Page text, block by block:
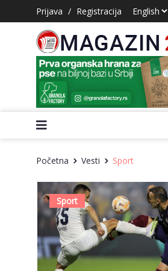
Prijava / Registracija
Početna Vesti Sport
Sport